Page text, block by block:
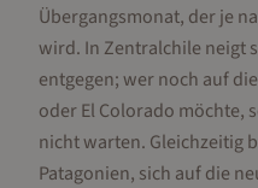
Übergangsmonat, der je
wird. In Zentralchile neigt
entgegen; wer noch auf
oder El Colorado möchte,
nicht warten. Gleichzeitig
Patagonien, sich auf die